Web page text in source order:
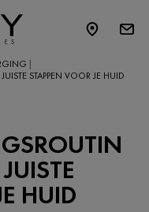
STAPPEN VOOR JE HUID
HUID